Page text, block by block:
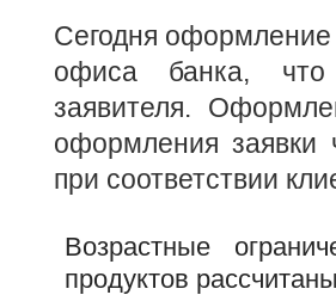
Сегодня
офиса банка, что
заявителя.
оформления заявки
при соответствии
Возрастные
продуктов